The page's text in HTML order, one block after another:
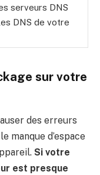
serveurs DNS
DNS de votre
sur votre
des erreurs
manque d’espace
Si votre
est presque